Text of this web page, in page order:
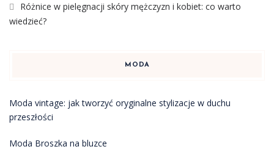
Różnice w pielęgnacji skóry mężczyzn i kobiet: co warto
wiedzieć?
MODA
Moda vintage: jak tworzyć oryginalne stylizacje w duchu
przeszłości
Moda Broszka na bluzce